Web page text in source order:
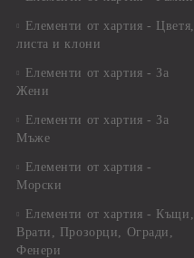
Елементи от хартия - Цветя,
листа и клони
Елементи от хартия - За
Жени
Елементи от хартия - За
Мъже
Елементи от хартия -
Морски
Елементи от хартия - Къщи,
Врати, Прозорци, Огради,
Фенери